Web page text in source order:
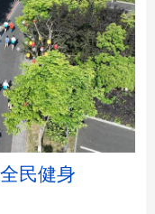
山西
江苏
民健身